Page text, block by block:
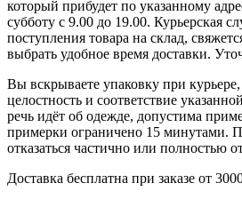
который прибудет по указанному
субботу с 9.00 до 19.00. Курьерская
поступления товара на склад,
выбрать удобное время доставки.
Вы вскрываете упаковку при курьере,
целостность и соответствие
речь идёт об одежде, допустима
примерки ограничено 15 минутами.
отказаться частично или полностью
Доставка бесплатна при заказе от